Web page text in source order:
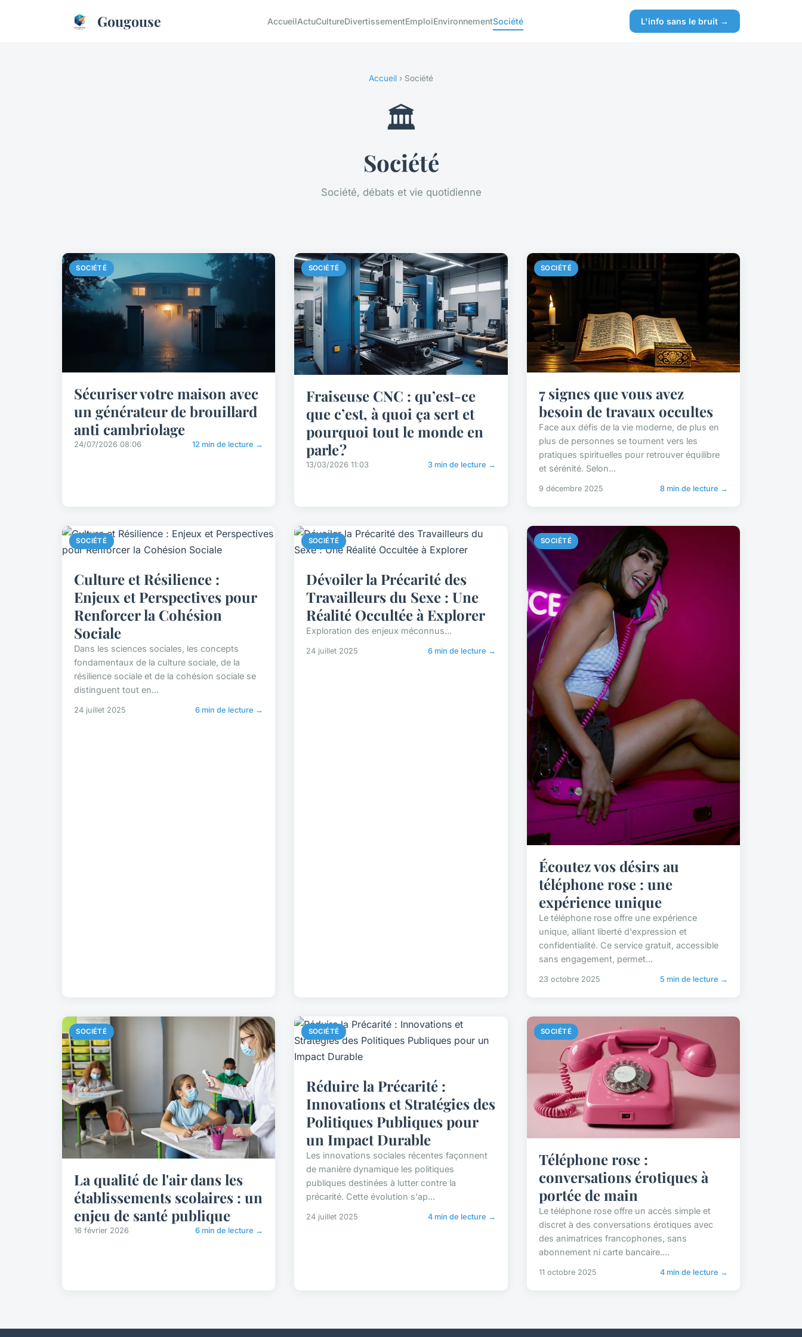
Gougouse AccueilActuCultureDivertissementEmploiEnvironnementSociété L'info sans le bruit →
Accueil › Société
🏛️
Société
Société, débats et vie quotidienne
SOCIÉTÉ
Sécuriser votre maison avec
un générateur de brouillard
anti cambriolage
24/07/2026 08:06 12 min de lecture →
SOCIÉTÉ
Fraiseuse CNC : qu’est-ce
que c’est, à quoi ça sert et
pourquoi tout le monde en
parle ?
13/03/2026 11:03 3 min de lecture →
SOCIÉTÉ
7 signes que vous avez
besoin de travaux occultes
Face aux défis de la vie moderne, de plus en
plus de personnes se tournent vers les
pratiques spirituelles pour retrouver équilibre
et sérénité. Selon...
9 décembre 2025 8 min de lecture →
SOCIÉTÉ
Culture et Résilience :
Enjeux et Perspectives pour
Renforcer la Cohésion
Sociale
Dans les sciences sociales, les concepts
fondamentaux de la culture sociale, de la
résilience sociale et de la cohésion sociale se
distinguent tout en...
24 juillet 2025 6 min de lecture →
SOCIÉTÉ
Dévoiler la Précarité des
Travailleurs du Sexe : Une
Réalité Occultée à Explorer
Exploration des enjeux méconnus...
24 juillet 2025 6 min de lecture →
SOCIÉTÉ
Écoutez vos désirs au
téléphone rose : une
expérience unique
Le téléphone rose offre une expérience
unique, alliant liberté d'expression et
confidentialité. Ce service gratuit, accessible
sans engagement, permet...
23 octobre 2025 5 min de lecture →
SOCIÉTÉ
La qualité de l'air dans les
établissements scolaires : un
enjeu de santé publique
16 février 2026 6 min de lecture →
SOCIÉTÉ
Réduire la Précarité :
Innovations et Stratégies des
Politiques Publiques pour
un Impact Durable
Les innovations sociales récentes façonnent
de manière dynamique les politiques
publiques destinées à lutter contre la
précarité. Cette évolution s'ap...
24 juillet 2025 4 min de lecture →
SOCIÉTÉ
Téléphone rose :
conversations érotiques à
portée de main
Le téléphone rose offre un accès simple et
discret à des conversations érotiques avec
des animatrices francophones, sans
abonnement ni carte bancaire....
11 octobre 2025 4 min de lecture →